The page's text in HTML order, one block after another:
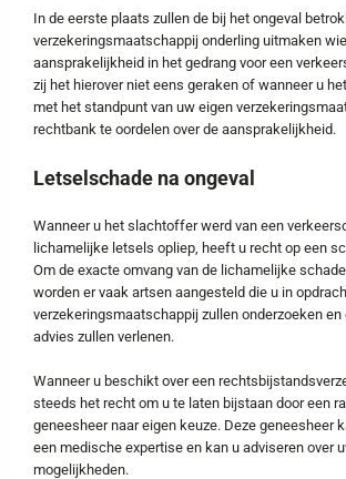
In de eerste plaats zullen de bij het ongeval
verzekeringsmaatschappij onderling uitmaken
aansprakelijkheid in het gedrang voor een
zij het hierover niet eens geraken of wanneer u
met het standpunt van uw eigen
rechtbank te oordelen over de aansprakelijkheid.
Letselschade na ongeval
Wanneer u het slachtoffer werd van een
lichamelijke letsels opliep, heeft u recht op een
Om de exacte omvang van de lichamelijke
worden er vaak artsen aangesteld die u in
verzekeringsmaatschappij zullen onderzoeken en
advies zullen verlenen.
Wanneer u beschikt over een
steeds het recht om u te laten bijstaan door een
geneesheer naar eigen keuze. Deze geneesheer
een medische expertise en kan u adviseren over
mogelijkheden.